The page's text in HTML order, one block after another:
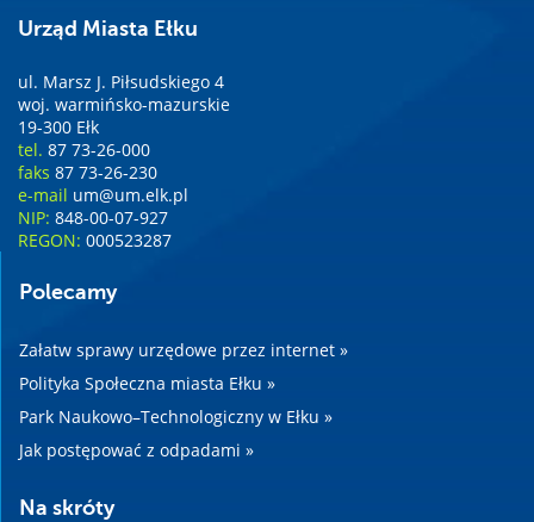
Urząd Miasta Ełku
ul. Marsz J. Piłsudskiego 4
woj. warmińsko-mazurskie
19-300 Ełk
tel. 87 73-26-000
faks 87 73-26-230
e-mail um@um.elk.pl
NIP: 848-00-07-927
REGON: 000523287
Polecamy
Załatw sprawy urzędowe przez internet »
Polityka Społeczna miasta Ełku »
Park Naukowo–Technologiczny w Ełku »
Jak postępować z odpadami »
Na skróty